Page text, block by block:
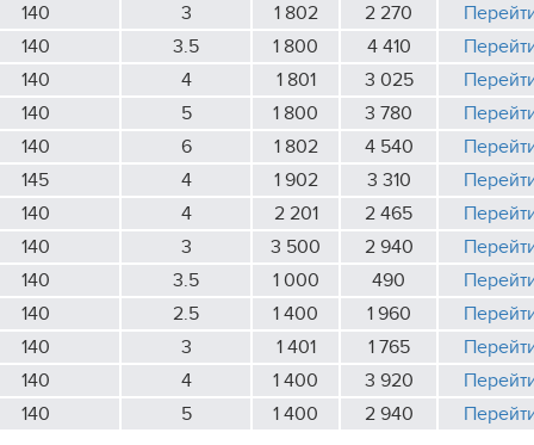
140
3 1 802 2 270
140
3.5 1 800 4 410
140
4 1 801 3 025
140
5 1 800 3 780
140
6 1 802 4 540
145
4 1 902 3 310
140
4 2 201 2 465
140
3 3 500 2 940
140
3.5 1 000 490
140
2.5 1 400 1 960
140
3 1 401 1 765
140
4 1 400 3 920
140
5 1 400 2 940